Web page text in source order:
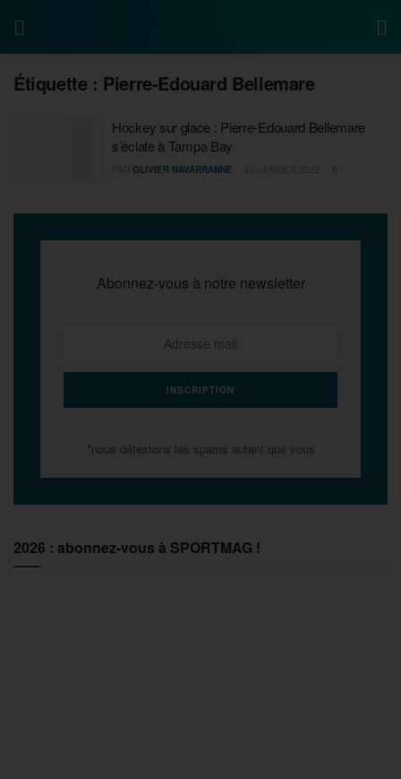
Étiquette : Pierre-Edouard Bellemare
Hockey sur glace : Pierre-Edouard Bellemare
s’éclate à Tampa Bay
OLIVIER NAVARRANNE
Abonnez-vous à notre newsletter
*nous détestons les spams autant que vous
2026 : abonnez-vous à SPORTMAG !